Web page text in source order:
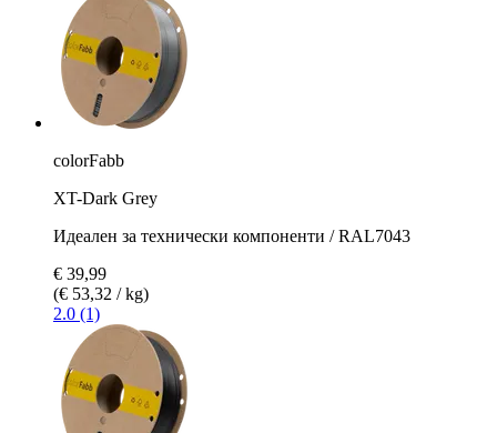
colorFabb
XT-Dark Grey
Идеален за технически компоненти / RAL7043
€ 39,99
(€ 53,32 / kg)
2.0 (1)